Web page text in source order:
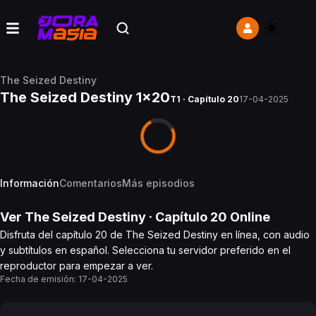
The Seized Destiny
The Seized Destiny 1x20T1 · Capítulo 2017-04-2025
InformaciónComentariosMás episodios
Ver The Seized Destiny · Capítulo 20 Online
Disfruta del capítulo 20 de The Seized Destiny en línea, con audio
y subtítulos en español. Selecciona tu servidor preferido en el
reproductor para empezar a ver.
Fecha de emisión: 17-04-2025